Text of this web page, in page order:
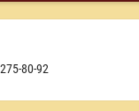
80-92